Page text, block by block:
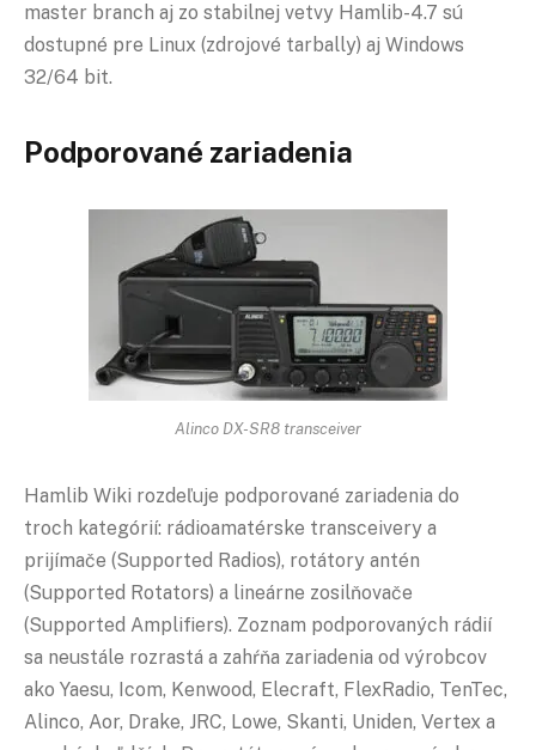
master branch aj zo stabilnej vetvy Hamlib-4.7 sú
dostupné pre Linux (zdrojové tarbally) aj Windows
32/64 bit.
Podporované zariadenia
Alinco DX-SR8 transceiver
Hamlib Wiki rozdeľuje podporované zariadenia do
troch kategórií: rádioamatérske transceivery a
prijímače (Supported Radios), rotátory antén
(Supported Rotators) a lineárne zosilňovače
(Supported Amplifiers). Zoznam podporovaných rádií
sa neustále rozrastá a zahŕňa zariadenia od výrobcov
ako Yaesu, Icom, Kenwood, Elecraft, FlexRadio, TenTec,
Alinco, Aor, Drake, JRC, Lowe, Skanti, Uniden, Vertex a